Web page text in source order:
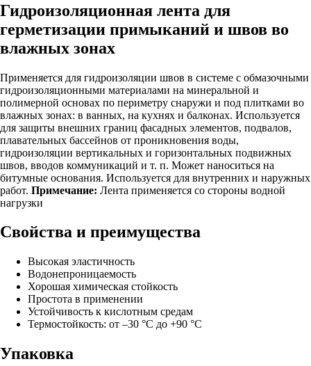
Гидроизоляционная лента для
герметизации примыканий и швов во
влажных зонах
Применяется для гидроизоляции швов в системе с обмазочными
гидроизоляционными материалами на минеральной и
полимерной основах по периметру снаружи и под плитками во
влажных зонах: в ванных, на кухнях и балконах. Используется
для защиты внешних границ фасадных элементов, подвалов,
плавательных бассейнов от проникновения воды,
гидроизоляции вертикальных и горизонтальных подвижных
швов, вводов коммуникаций и т. п. Может наноситься на
битумные основания. Используется для внутренних и наружных
работ. Примечание: Лента применяется со стороны водной
нагрузки
Свойства и преимущества
Высокая эластичность
Водонепроницаемость
Хорошая химическая стойкость
Простота в применении
Устойчивость к кислотным средам
Термостойкость: от –30 °С до +90 °С
Упаковка